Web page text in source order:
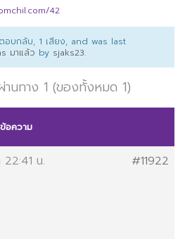
42
บกลับ, 1 เสียง, and was last
มาแล้ว by sjaks23.
นทาง 1 (ของทั้งหมด 1)
ข้อความ
น. #11922